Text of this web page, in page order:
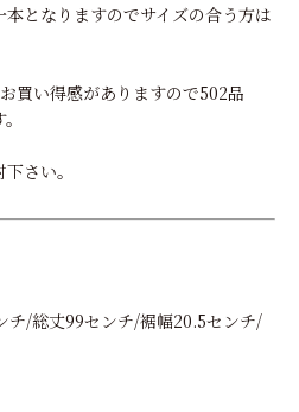
となりますのでサイズの合う方は
買い得感がありますので502品
さい。
チ/総丈99センチ/裾幅20.5センチ/